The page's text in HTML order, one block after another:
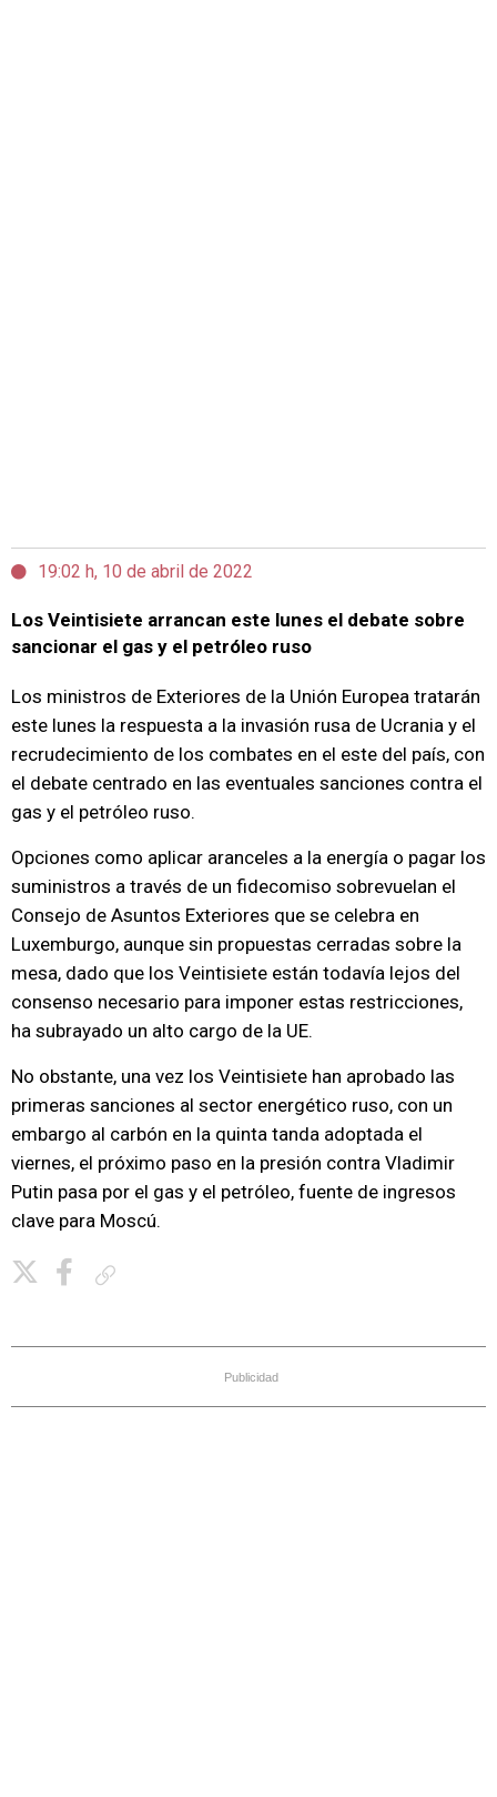
19:02 h, 10 de abril de 2022
Los Veintisiete arrancan este lunes el debate sobre
sancionar el gas y el petróleo ruso
Los ministros de Exteriores de la Unión Europea tratarán
este lunes la respuesta a la invasión rusa de Ucrania y el
recrudecimiento de los combates en el este del país, con
el debate centrado en las eventuales sanciones contra el
gas y el petróleo ruso.
Opciones como aplicar aranceles a la energía o pagar los
suministros a través de un fidecomiso sobrevuelan el
Consejo de Asuntos Exteriores que se celebra en
Luxemburgo, aunque sin propuestas cerradas sobre la
mesa, dado que los Veintisiete están todavía lejos del
consenso necesario para imponer estas restricciones,
ha subrayado un alto cargo de la UE.
No obstante, una vez los Veintisiete han aprobado las
primeras sanciones al sector energético ruso, con un
embargo al carbón en la quinta tanda adoptada el
viernes, el próximo paso en la presión contra Vladimir
Putin pasa por el gas y el petróleo, fuente de ingresos
clave para Moscú.
Publicidad